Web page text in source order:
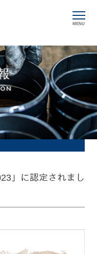
MENU
」に認定されまし